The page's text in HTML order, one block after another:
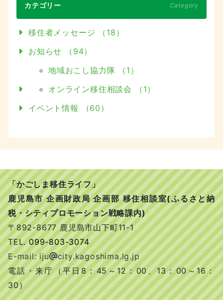
カテゴリー Category
移住者メッセージ （18）
お知らせ （94）
地域おこし協力隊 （1）
オンライン移住相談会 （1）
イベント情報 （60）
「かごしま移住ライフ」
鹿児島市 企画財政局 企画部 移住相談室(ふるさと納
税・シティプロモーション戦略課内)
〒892-8677 鹿児島市山下町11-1
TEL.099-803-3074
E-mail: iju
city.kagoshima.lg.jp
電話・来庁（平日8：45～12：00、13：00～16：
30）